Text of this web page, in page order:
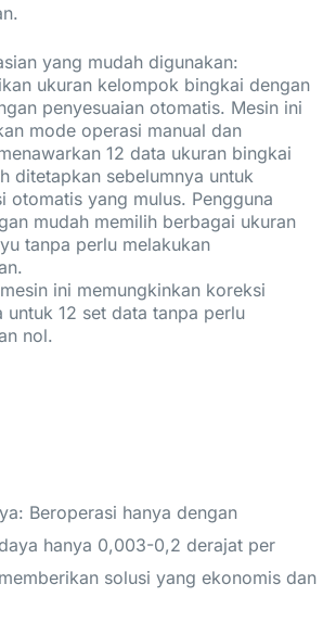
yang mudah digunakan:
ukuran kelompok bingkai dengan
penyesuaian otomatis. Mesin ini
mode operasi manual dan
12 data ukuran bingkai
ditetapkan sebelumnya untuk
otomatis yang mulus. Pengguna
mudah memilih berbagai ukuran
tanpa perlu melakukan
ini memungkinkan koreksi
untuk 12 set data tanpa perlu
nol.
Beroperasi hanya dengan
hanya 0,003-0,2 derajat per
solusi yang ekonomis dan